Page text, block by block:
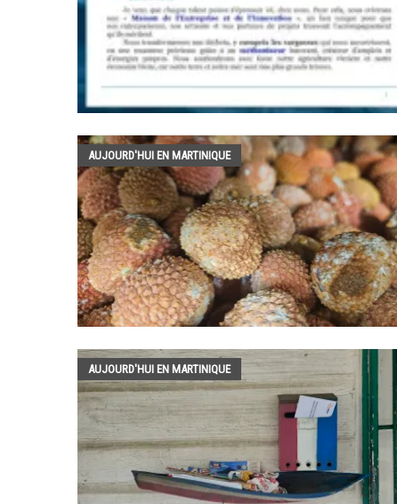
AUJOURD'HUI EN MARTINIQUE
AUJOURD'HUI EN MARTINIQUE